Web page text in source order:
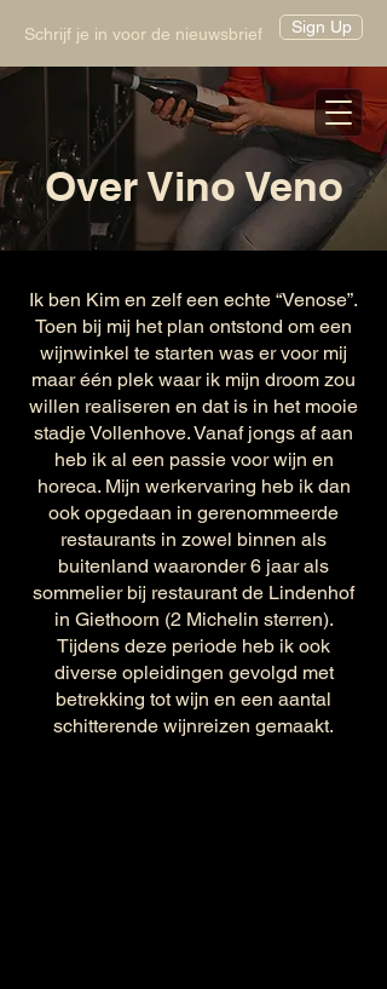
Schrijf je in voor de nieuwsbrief Sign Up
Over Vino Veno
Ik ben Kim en zelf een echte “Venose”.
Toen bij mij het plan ontstond om een
wijnwinkel te starten was er voor mij
maar één plek waar ik mijn droom zou
willen realiseren en dat is in het mooie
stadje Vollenhove. Vanaf jongs af aan
heb ik al een passie voor wijn en
horeca. Mijn werkervaring heb ik dan
ook opgedaan in gerenommeerde
restaurants in zowel binnen als
buitenland waaronder 6 jaar als
sommelier bij restaurant de Lindenhof
in Giethoorn (2 Michelin sterren).
Tijdens deze periode heb ik ook
diverse opleidingen gevolgd met
betrekking tot wijn en een aantal
schitterende wijnreizen gemaakt.